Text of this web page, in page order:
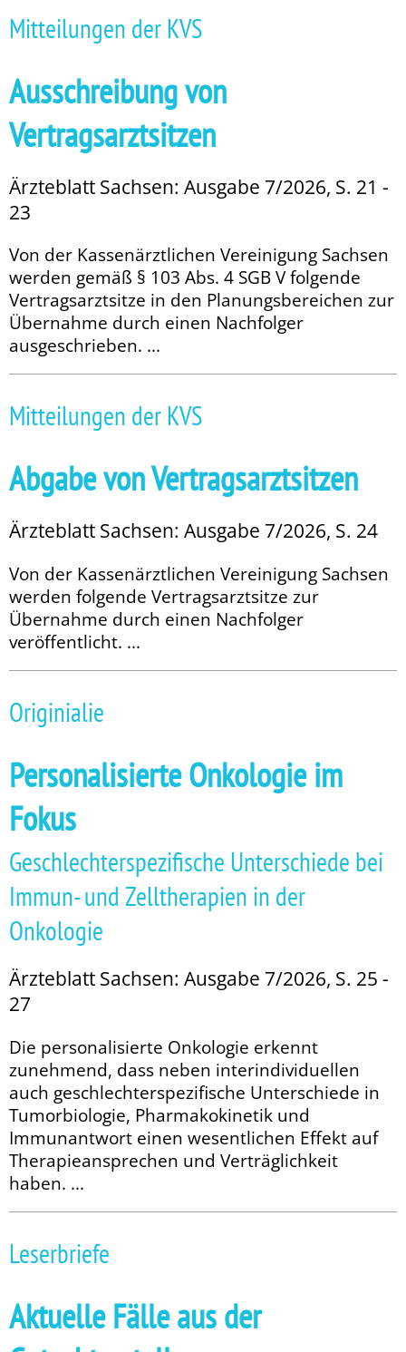
Mitteilungen der KVS
Ausschreibung von
Vertragsarztsitzen
Ärzteblatt Sachsen: Ausgabe 7/2026, S. 21 -
23
Von der Kassenärztlichen Vereinigung Sachsen
werden gemäß § 103 Abs. 4 SGB V folgende
Vertragsarztsitze in den Planungsbereichen zur
Übernahme durch einen Nachfolger
ausgeschrieben. ...
Mitteilungen der KVS
Abgabe von Vertragsarztsitzen
Ärzteblatt Sachsen: Ausgabe 7/2026, S. 24
Von der Kassenärztlichen Vereinigung Sachsen
werden folgende Vertragsarztsitze zur
Übernahme durch einen Nachfolger
veröffentlicht. ...
Originialie
Personalisierte Onkologie im
Fokus
Geschlechterspezifische Unterschiede bei
Immun- und Zelltherapien in der
Onkologie
Ärzteblatt Sachsen: Ausgabe 7/2026, S. 25 -
27
Die personalisierte Onkologie erkennt
zunehmend, dass neben interindividuellen
auch geschlechterspezifische Unterschiede in
Tumorbiologie, Pharmakokinetik und
Immunantwort einen wesentlichen Effekt auf
Therapieansprechen und Verträglichkeit
haben. ...
Leserbriefe
Aktuelle Fälle aus der